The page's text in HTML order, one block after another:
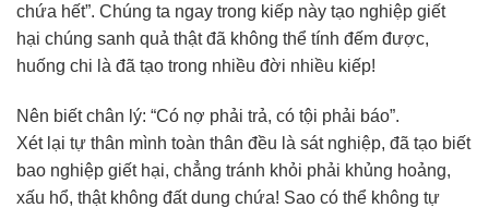
chứa hết”. Chúng ta ngay trong kiếp này tạo nghiệp giết
hại chúng sanh quả thật đã không thể tính đếm được,
huống chi là đã tạo trong nhiều đời nhiều kiếp!
Nên biết chân lý: “Có nợ phải trả, có tội phải báo”.
Xét lại tự thân mình toàn thân đều là sát nghiệp, đã tạo biết
bao nghiệp giết hại, chẳng tránh khỏi phải khủng hoảng,
xấu hổ, thật không đất dung chứa! Sao có thể không tự